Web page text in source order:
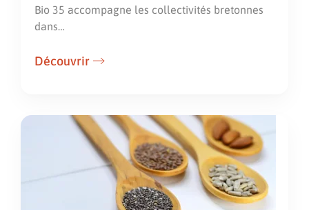
Bio 35 accompagne les collectivités bretonnes
dans…
Découvrir